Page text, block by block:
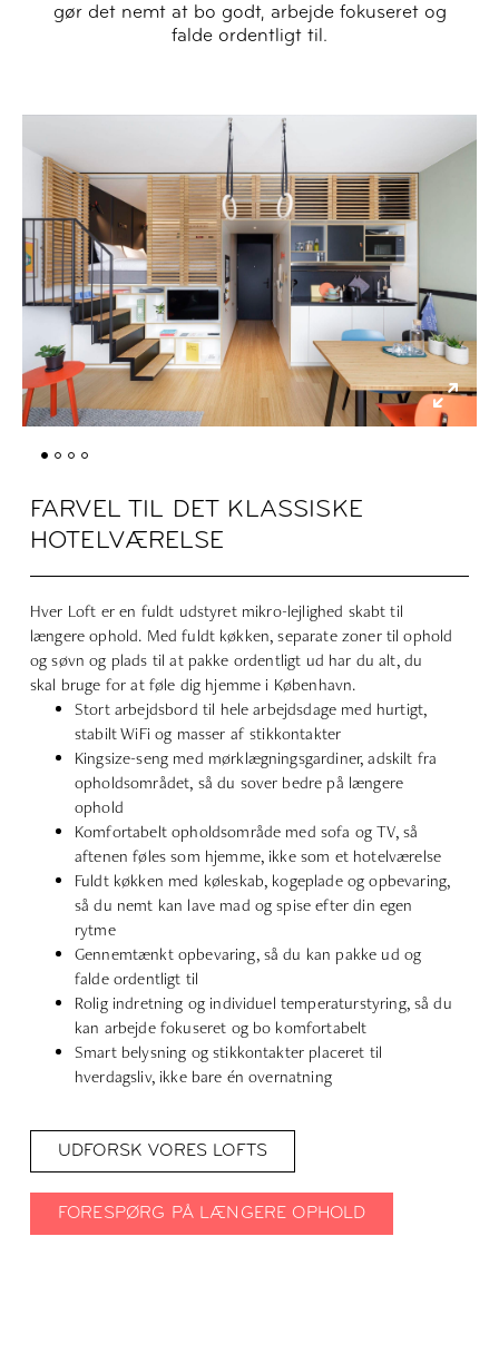
gør det nemt at bo godt, arbejde fokuseret og
falde ordentligt til.
FARVEL TIL DET KLASSISKE
HOTELVÆRELSE
Hver Loft er en fuldt udstyret mikro-lejlighed skabt til
længere ophold. Med fuldt køkken, separate zoner til ophold
og søvn og plads til at pakke ordentligt ud har du alt, du
skal bruge for at føle dig hjemme i København.
Stort arbejdsbord til hele arbejdsdage med hurtigt,
stabilt WiFi og masser af stikkontakter
Kingsize-seng med mørklægningsgardiner, adskilt fra
opholdsområdet, så du sover bedre på længere
ophold
Komfortabelt opholdsområde med sofa og TV, så
aftenen føles som hjemme, ikke som et hotelværelse
Fuldt køkken med køleskab, kogeplade og opbevaring,
så du nemt kan lave mad og spise efter din egen
rytme
Gennemtænkt opbevaring, så du kan pakke ud og
falde ordentligt til
Rolig indretning og individuel temperaturstyring, så du
kan arbejde fokuseret og bo komfortabelt
Smart belysning og stikkontakter placeret til
hverdagsliv, ikke bare én overnatning
UDFORSK VORES LOFTS
FORESPØRG PÅ LÆNGERE OPHOLD